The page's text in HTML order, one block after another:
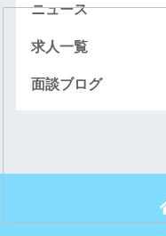
ニュース
求人一覧
面談ブログ